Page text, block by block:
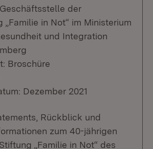
der
„Familie in Not“ im Ministerium
und Integration
Broschüre
Dezember 2021
Rückblick und
zum 40-jährigen
„Familie in Not“ des